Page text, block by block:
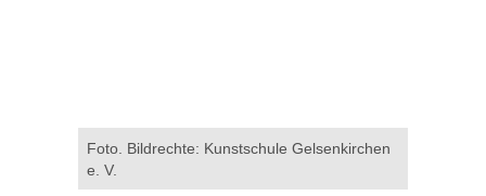
Foto. Bildrechte: Kunstschule Gelsenkirchen
e. V.